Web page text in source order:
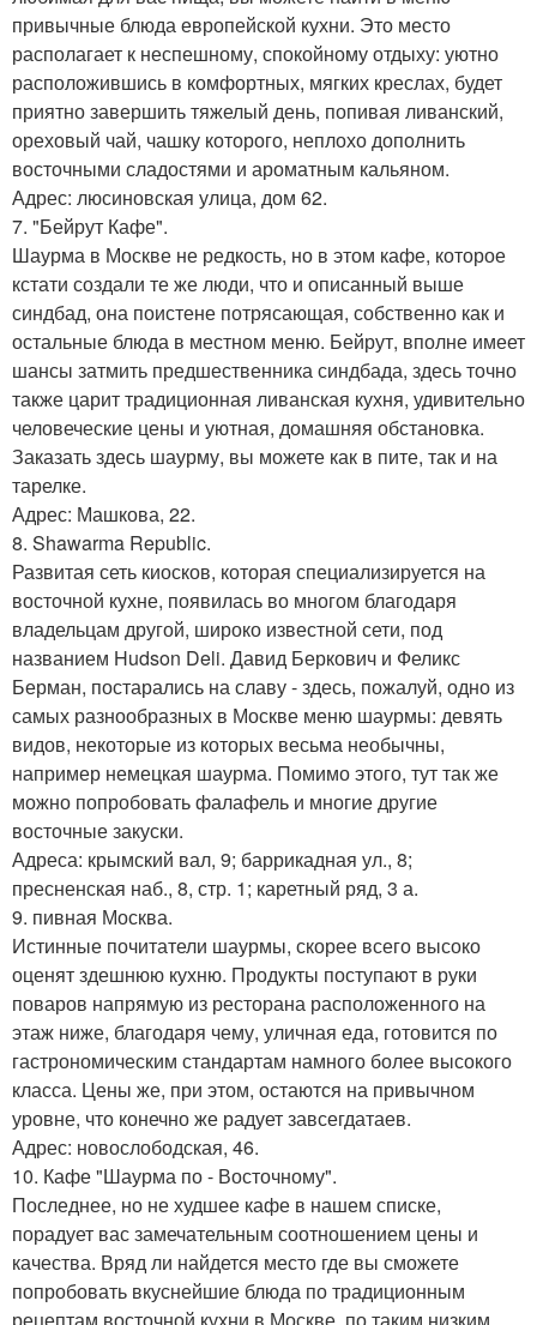
привычные блюда европейской кухни. Это место
располагает к неспешному, спокойному отдыху: уютно
расположившись в комфортных, мягких креслах, будет
приятно завершить тяжелый день, попивая ливанский,
ореховый чай, чашку которого, неплохо дополнить
восточными сладостями и ароматным кальяном.
Адрес: люсиновская улица, дом 62.
7. "Бейрут Кафе".
Шаурма в Москве не редкость, но в этом кафе, которое
кстати создали те же люди, что и описанный выше
синдбад, она поистене потрясающая, собственно как и
остальные блюда в местном меню. Бейрут, вполне имеет
шансы затмить предшественника синдбада, здесь точно
также царит традиционная ливанская кухня, удивительно
человеческие цены и уютная, домашняя обстановка.
Заказать здесь шаурму, вы можете как в пите, так и на
тарелке.
Адрес: Машкова, 22.
8. Shawarma Republic.
Развитая сеть киосков, которая специализируется на
восточной кухне, появилась во многом благодаря
владельцам другой, широко известной сети, под
названием Hudson Deli. Давид Беркович и Феликс
Берман, постарались на славу - здесь, пожалуй, одно из
самых разнообразных в Москве меню шаурмы: девять
видов, некоторые из которых весьма необычны,
например немецкая шаурма. Помимо этого, тут так же
можно попробовать фалафель и многие другие
восточные закуски.
Адреса: крымский вал, 9; баррикадная ул., 8;
пресненская наб., 8, стр. 1; каретный ряд, 3 а.
9. пивная Москва.
Истинные почитатели шаурмы, скорее всего высоко
оценят здешнюю кухню. Продукты поступают в руки
поваров напрямую из ресторана расположенного на
этаж ниже, благодаря чему, уличная еда, готовится по
гастрономическим стандартам намного более высокого
класса. Цены же, при этом, остаются на привычном
уровне, что конечно же радует завсегдатаев.
Адрес: новослободская, 46.
10. Кафе "Шаурма по - Восточному".
Последнее, но не худшее кафе в нашем списке,
порадует вас замечательным соотношением цены и
качества. Вряд ли найдется место где вы сможете
попробовать вкуснейшие блюда по традиционным
рецептам восточной кухни в Москве, по таким низким